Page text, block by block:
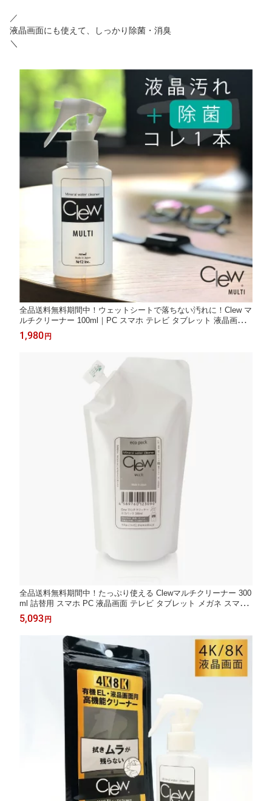
／
液晶画面にも使えて、しっかり除菌・消臭
＼
全品送料無料期間中！ウェットシートで落ちない汚れに！Clew マ
ルチクリーナー 100ml｜PC スマホ テレビ タブレット 液晶画面
メガネ キーボード 時計 カーナビ ゲーム機 皮脂汚れ 油膜汚れ 除
菌 アルコール不使用
1,980 円
全品送料無料期間中！たっぷり使える Clewマルチクリーナー 300
ml 詰替用 スマホ PC 液晶画面 テレビ タブレット メガネ スマー
トウォッチ コンデジ キーボードの皮脂・油膜汚れをスッキリ除
去 飲用できるほど安全 無香料
5,093 円